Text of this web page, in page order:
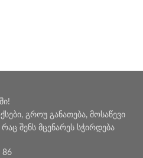
გროუ განათება, მოსაწევი
შენს მცენარეს სჭირდება
86